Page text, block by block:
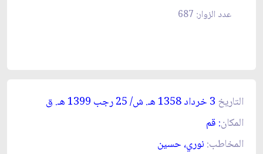
عدد الزوار: 687
التاريخ
المكان: قم‏
المخاطب: نوري، حسين‏